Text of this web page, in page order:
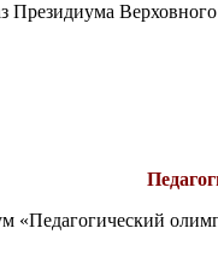
Президиума
«Педагогический